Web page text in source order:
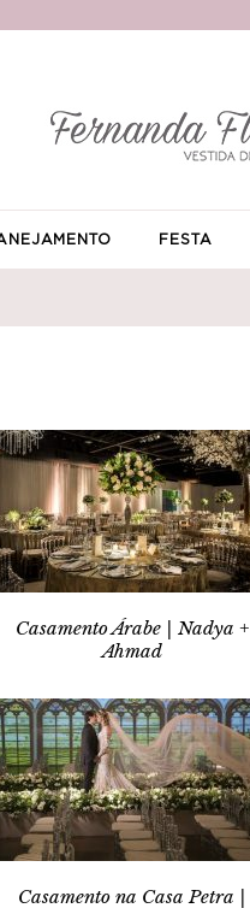
FESTA
Casamento Árabe | Nadya +
Ahmad
Casamento na Casa Petra |